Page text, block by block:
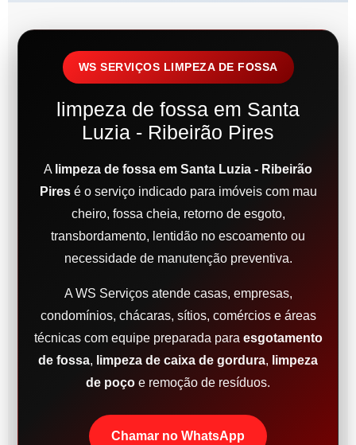
WS SERVIÇOS LIMPEZA DE FOSSA
limpeza de fossa em Santa
Luzia - Ribeirão Pires
A limpeza de fossa em Santa Luzia - Ribeirão
Piresé o serviço indicado para imóveis com mau
cheiro, fossa cheia, retorno de esgoto,
transbordamento, lentidão no escoamento ou
necessidade de manutenção preventiva.
A WS Serviços atende casas, empresas,
condomínios, chácaras, sítios, comércios e áreas
técnicas com equipe preparada para esgotamento
de fossa, limpeza de caixa de gordura, limpeza
de poço e remoção de resíduos.
Chamar no WhatsApp